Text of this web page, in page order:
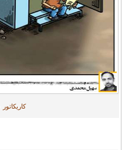
کاریکاتور